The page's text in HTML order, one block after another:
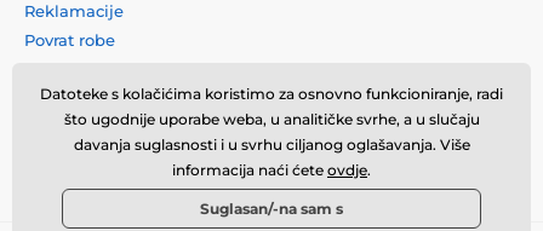
Reklamacije
Povrat robe
Načela o korištenju kolačića
Kontaktne informacije
Informacije o obradi osobnih
Datoteke s kolačićima koristimo za osnovno funkcioniranje, radi
što ugodnije uporabe weba, u analitičke svrhe, a u slučaju
davanja suglasnosti i u svrhu ciljanog oglašavanja. Više
informacija naći ćete ovdje.
Suglasan/-na sam s